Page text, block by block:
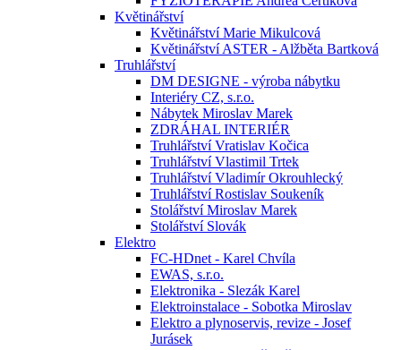
Květinářství
Květinářství Marie Mikulcová
Květinářství ASTER - Alžběta Bartková
Truhlářství
DM DESIGNE - výroba nábytku
Interiéry CZ, s.r.o.
Nábytek Miroslav Marek
ZDRÁHAL INTERIÉR
Truhlářství Vratislav Kočica
Truhlářství Vlastimil Trtek
Truhlářství Vladimír Okrouhlecký
Truhlářství Rostislav Soukeník
Stolářství Miroslav Marek
Stolářství Slovák
Elektro
FC-HDnet - Karel Chvíla
EWAS, s.r.o.
Elektronika - Slezák Karel
Elektroinstalace - Sobotka Miroslav
Elektro a plynoservis, revize - Josef
Jurásek